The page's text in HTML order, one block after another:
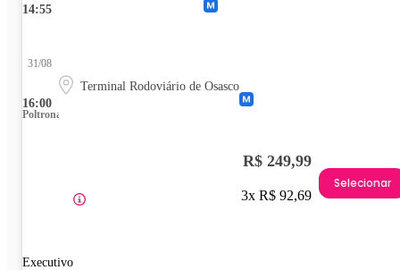
14:55
16:00
31/08
Terminal Rodoviário de Osasco
Poltrona
Executivo
R$ 249,99
3x R$ 92,69
Selecionar